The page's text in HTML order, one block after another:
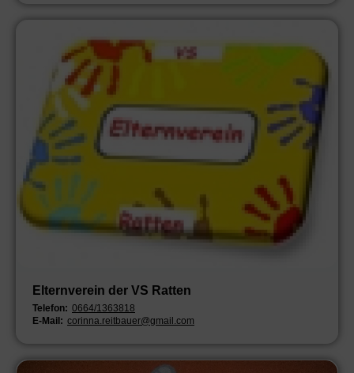
Elternverein der VS Ratten
Telefon: 0664/1363818
E-Mail: corinna.reitbauer@gmail.com